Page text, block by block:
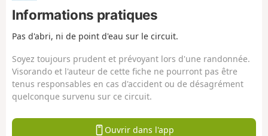
Informations pratiques
Pas d'abri, ni de point d'eau sur le circuit.
Soyez toujours prudent et prévoyant lors d'une randonnée.
Visorando et l'auteur de cette fiche ne pourront pas être
tenus responsables en cas d'accident ou de désagrément
quelconque survenu sur ce circuit.
Ouvrir dans l'app